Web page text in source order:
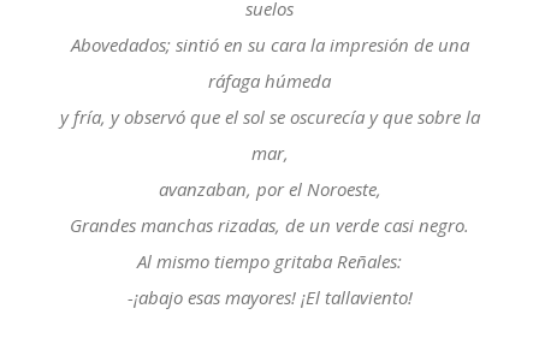
suelos
Abovedados; sintió en su cara la impresión de una
ráfaga húmeda
y fría, y observó que el sol se oscurecía y que sobre la
mar,
avanzaban, por el Noroeste,
Grandes manchas rizadas, de un verde casi negro.
Al mismo tiempo gritaba Reñales:
-¡abajo esas mayores! ¡El tallaviento!